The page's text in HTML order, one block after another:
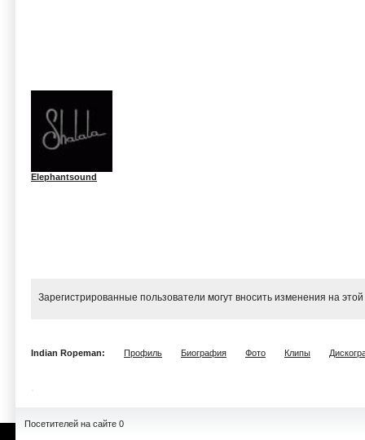
Elephantsound
Зарегистрированные пользователи могут вносить изменения на
Indian Ropeman: Профиль Биография Фото Клипы
Посетителей на сайте 0